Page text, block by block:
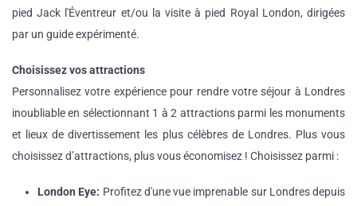
pied Jack l'Éventreur et/ou la visite à pied Royal London, dirigées
par un guide expérimenté.
Choisissez vos attractions
Personnalisez votre expérience pour rendre votre séjour à Londres
inoubliable en sélectionnant 1 à 2 attractions parmi les monuments
et lieux de divertissement les plus célèbres de Londres. Plus vous
choisissez d’attractions, plus vous économisez ! Choisissez parmi :
London Eye: Profitez d'une vue imprenable sur Londres depuis